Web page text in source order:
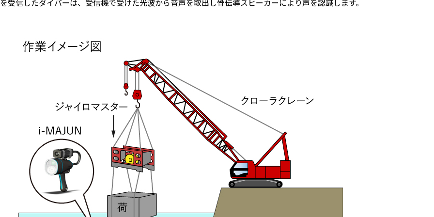
受信したダイバーは、受信機で受けた光波から音声を取出し骨伝導スピーカーにより声を認識します。